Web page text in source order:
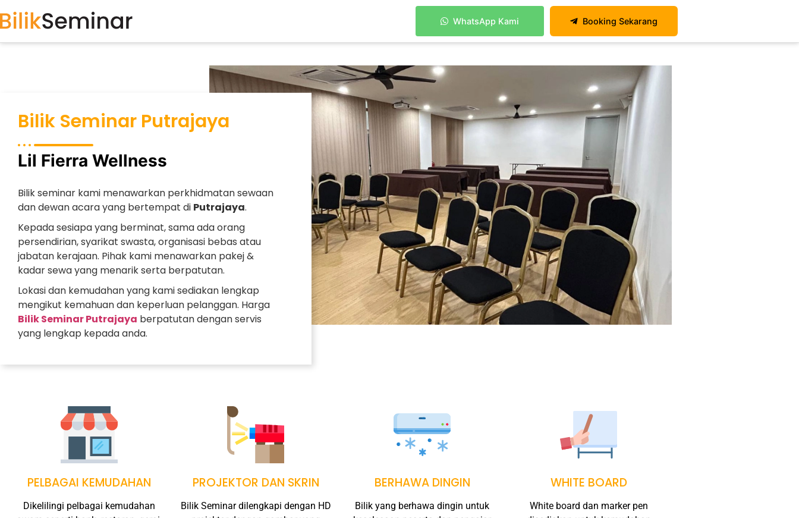
WhatsApp Kami Booking Sekarang
Bilik Seminar Putrajaya
Lil Fierra Wellness
Bilik seminar kami menawarkan perkhidmatan sewaan
dan dewan acara yang bertempat di Putrajaya.
Kepada sesiapa yang berminat, sama ada orang
persendirian, syarikat swasta, organisasi bebas atau
jabatan kerajaan. Pihak kami menawarkan pakej &
kadar sewa yang menarik serta berpatutan.
Lokasi dan kemudahan yang kami sediakan lengkap
mengikut kemahuan dan keperluan pelanggan. Harga
Bilik Seminar Putrajaya berpatutan dengan servis
yang lengkap kepada anda.
PELBAGAI KEMUDAHAN
Dikelilingi pelbagai kemudahan
PROJEKTOR DAN SKRIN
Bilik Seminar dilengkapi dengan HD
BERHAWA DINGIN
Bilik yang berhawa dingin untuk
WHITE BOARD
White board dan marker pen